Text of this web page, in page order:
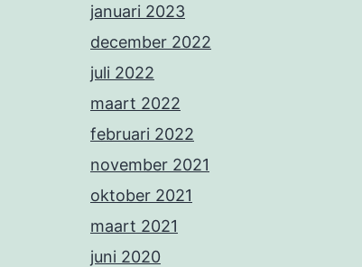
januari 2023
december 2022
juli 2022
maart 2022
februari 2022
november 2021
oktober 2021
maart 2021
juni 2020